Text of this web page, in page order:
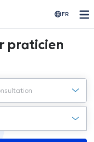
FR
praticien